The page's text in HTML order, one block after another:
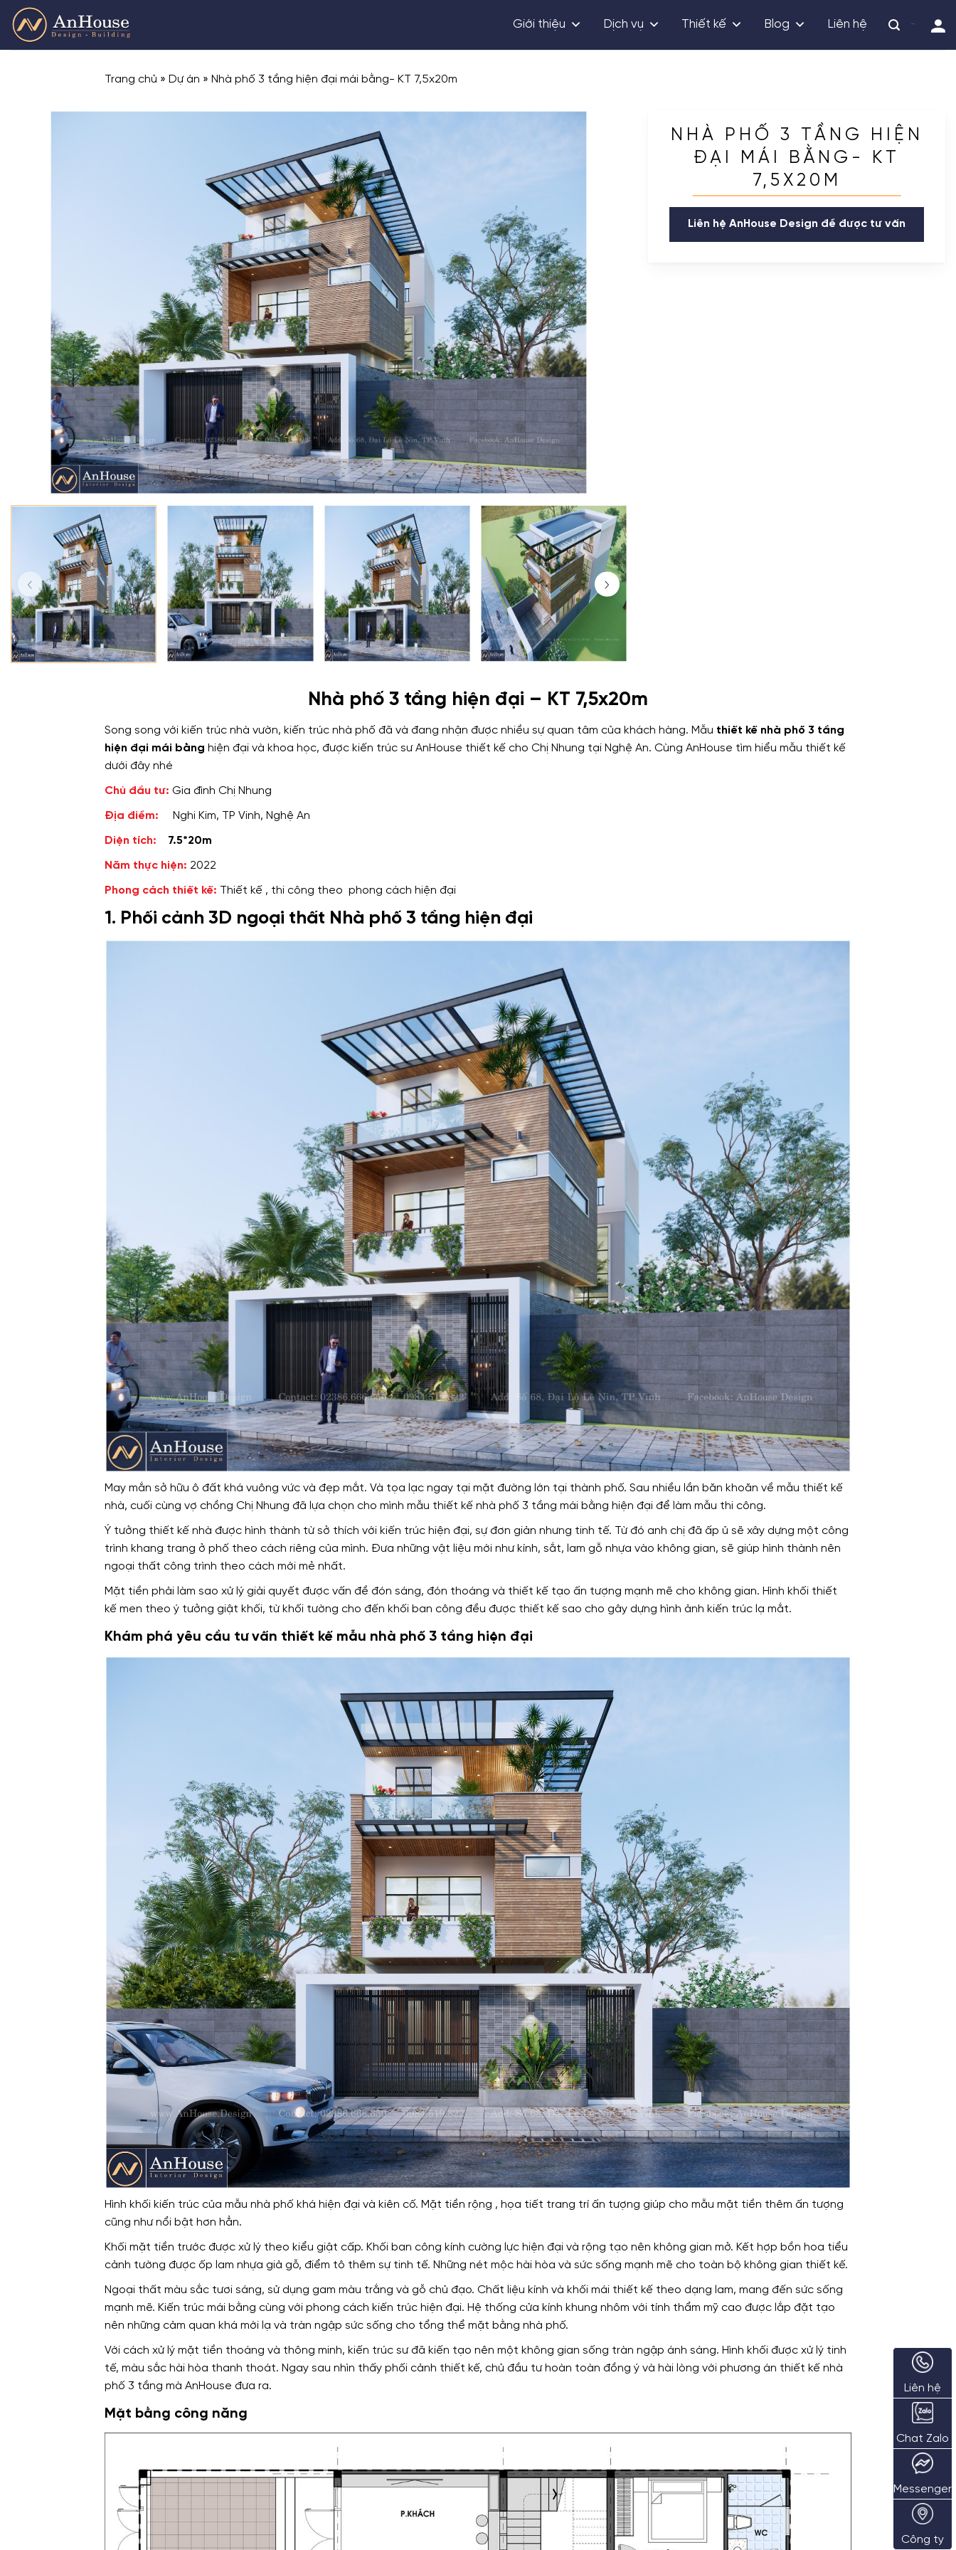
Skip
content
Giới thiệu Dịch vụ Thiết kế Blog Liên hệ -
Trang chủ » Dự án » Nhà phố 3 tầng hiện đại mái bằng- KT 7,5x20m
NHÀ PHỐ 3 TẦNG HIỆN
ĐẠI MÁI BẰNG- KT
7,5X20M
Liên hệ AnHouse Design để được tư vấn
Nhà phố 3 tầng hiện đại – KT 7,5x20m
Song song với kiến trúc nhà vườn, kiến trúc nhà phố đã và đang nhận được nhiều sự quan tâm của khách hàng. Mẫu thiết kế nhà phố 3 tầng
hiện đại mái bằng hiện đại và khoa học, được kiến trúc sư AnHouse thiết kế cho Chị Nhung tại Nghệ An. Cùng AnHouse tìm hiểu mẫu thiết kế
dưới đây nhé
Chủ đầu tư: Gia đình Chị Nhung
Địa điểm: Nghi Kim, TP Vinh, Nghệ An
Diện tích: 7.5*20m
Năm thực hiện: 2022
Phong cách thiết kế: Thiết kế , thi công theo phong cách hiện đại
1. Phối cảnh 3D ngoại thất Nhà phố 3 tầng hiện đại
May mắn sở hữu ô đất khá vuông vức và đẹp mắt. Và tọa lạc ngay tại mặt đường lớn tại thành phố. Sau nhiều lần băn khoăn về mẫu thiết kế
nhà, cuối cùng vợ chồng Chị Nhung đã lựa chọn cho mình mẫu thiết kế nhà phố 3 tầng mái bằng hiện đại để làm mẫu thi công.
Ý tưởng thiết kế nhà được hình thành từ sở thích với kiến trúc hiện đại, sự đơn giản nhưng tinh tế. Từ đó anh chị đã ấp ủ sẽ xây dựng một công
trình khang trang ở phố theo cách riêng của mình. Đưa những vật liệu mới như kính, sắt, lam gỗ nhựa vào không gian, sẽ giúp hình thành nên
ngoại thất công trình theo cách mới mẻ nhất.
Mặt tiền phải làm sao xử lý giải quyết được vấn đề đón sáng, đón thoáng và thiết kế tạo ấn tượng mạnh mẽ cho không gian. Hình khối thiết
kế men theo ý tưởng giật khối, từ khối tường cho đến khối ban công đều được thiết kế sao cho gây dựng hình ảnh kiến trúc lạ mắt.
Khám phá yêu cầu tư vấn thiết kế mẫu nhà phố 3 tầng hiện đại
Hình khối kiến trúc của mẫu nhà phố khá hiện đại và kiên cố. Mặt tiền rộng , họa tiết trang trí ấn tượng giúp cho mẫu mặt tiền thêm ấn tượng
cũng như nổi bật hơn hẳn.
Khối mặt tiền trước được xử lý theo kiểu giật cấp. Khối ban công kính cường lực hiện đại và rộng tạo nên không gian mở. Kết hợp bồn hoa tiểu
cảnh tường được ốp lam nhựa giả gỗ, điểm tô thêm sự tinh tế. Những nét mộc hài hòa và sức sống mạnh mẽ cho toàn bộ không gian thiết kế.
Ngoại thất màu sắc tươi sáng, sử dụng gam màu trắng và gỗ chủ đạo. Chất liệu kính và khối mái thiết kế theo dạng lam, mang đến sức sống
mạnh mẽ. Kiến trúc mái bằng cùng với phong cách kiến trúc hiện đại. Hệ thống cửa kính khung nhôm với tính thẩm mỹ cao được lắp đặt tạo
nên những cảm quan khá mới lạ và tràn ngập sức sống cho tổng thể mặt bằng nhà phố.
Với cách xử lý mặt tiền thoáng và thông minh, kiến trúc sư đã kiến tạo nên một không gian sống tràn ngập ánh sáng. Hình khối được xử lý tinh
tế, màu sắc hài hòa thanh thoát. Ngay sau nhìn thấy phối cảnh thiết kế, chủ đầu tư hoàn toàn đồng ý và hài lòng với phương án thiết kế nhà
phố 3 tầng mà AnHouse đưa ra.
Mặt bằng công năng
Liên hệ
Chat Zalo
Messenger
Công ty